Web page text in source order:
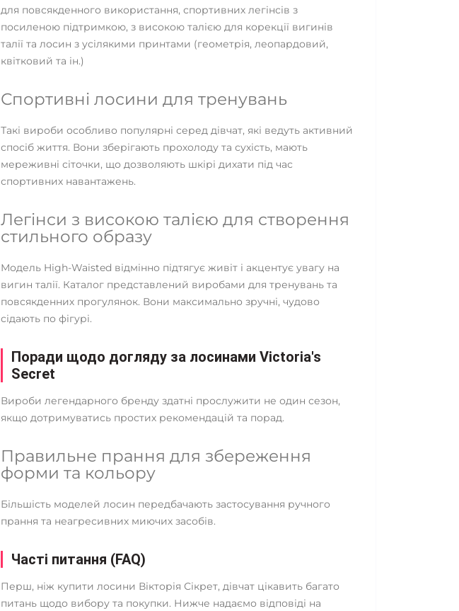
для повсякденного використання, спортивних легінсів з
посиленою підтримкою, з високою талією для корекції вигинів
талії та лосин з усілякими принтами (геометрія, леопардовий,
квітковий та ін.)
Спортивні лосини для тренувань
Такі вироби особливо популярні серед дівчат, які ведуть активний
спосіб життя. Вони зберігають прохолоду та сухість, мають
мереживні сіточки, що дозволяють шкірі дихати під час
спортивних навантажень.
Легінси з високою талією для створення
стильного образу
Модель High-Waisted відмінно підтягує живіт і акцентує увагу на
вигин талії. Каталог представлений виробами для тренувань та
повсякденних прогулянок. Вони максимально зручні, чудово
сідають по фігурі.
Поради щодо догляду за лосинами Victoria's
Secret
Вироби легендарного бренду здатні прослужити не один сезон,
якщо дотримуватись простих рекомендацій та порад.
Правильне прання для збереження
форми та кольору
Більшість моделей лосин передбачають застосування ручного
прання та неагресивних миючих засобів.
Часті питання (FAQ)
Перш, ніж купити лосини Вікторія Сікрет, дівчат цікавить багато
питань щодо вибору та покупки. Нижче надаємо відповіді на